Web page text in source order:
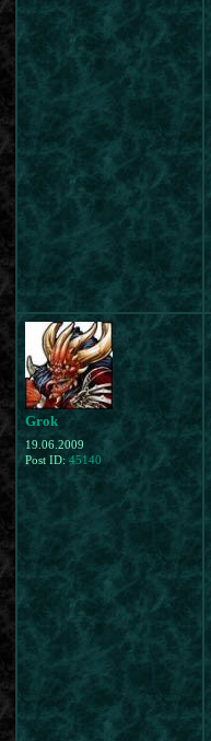
Grok
19.06.2009
Post ID: 45140